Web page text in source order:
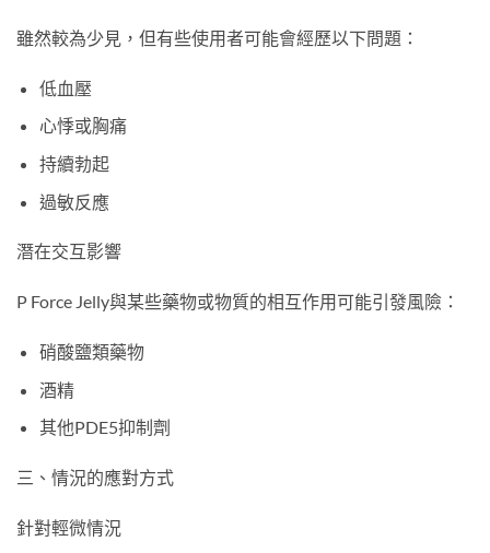
雖然較為少見，但有些使用者可能會經歷以下問題：
低血壓
心悸或胸痛
持續勃起
過敏反應
潛在交互影響
P Force Jelly與某些藥物或物質的相互作用可能引發風險：
硝酸鹽類藥物
酒精
其他PDE5抑制劑
三、情況的應對方式
針對輕微情況